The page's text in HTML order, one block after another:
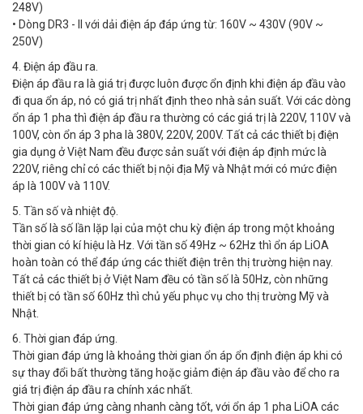
248V)
• Dòng DR3 - II với dải điện áp đáp ứng từ: 160V ~ 430V (90V ~
250V)
4. Điện áp đầu ra.
Điện áp đầu ra là giá trị được luôn được ổn định khi điện áp đầu vào
đi qua ổn áp, nó có giá trị nhất định theo nhà sản suất. Với các dòng
ổn áp 1 pha thì điện áp đầu ra thường có các giá trị là 220V, 110V và
100V, còn ổn áp 3 pha là 380V, 220V, 200V. Tất cả các thiết bị điện
gia dụng ở Việt Nam đều được sản suất với điện áp định mức là
220V, riêng chỉ có các thiết bị nội địa Mỹ và Nhật mới có mức điện
áp là 100V và 110V.
5. Tần số và nhiệt độ.
Tần số là số lần lặp lại của một chu kỳ điện áp trong một khoảng
thời gian có kí hiệu là Hz. Với tần số 49Hz ~ 62Hz thì ổn áp LiOA
hoàn toàn có thể đáp ứng các thiết điện trên thị trường hiện nay.
Tất cả các thiết bị ở Việt Nam đều có tần số là 50Hz, còn những
thiết bị có tần số 60Hz thì chủ yếu phục vụ cho thị trường Mỹ và
Nhật.
6. Thời gian đáp ứng.
Thời gian đáp ứng là khoảng thời gian ổn áp ổn định điện áp khi có
sự thay đổi bất thường tăng hoặc giảm điện áp đầu vào để cho ra
giá trị điện áp đầu ra chính xác nhất.
Thời gian đáp ứng càng nhanh càng tốt, với ổn áp 1 pha LiOA các